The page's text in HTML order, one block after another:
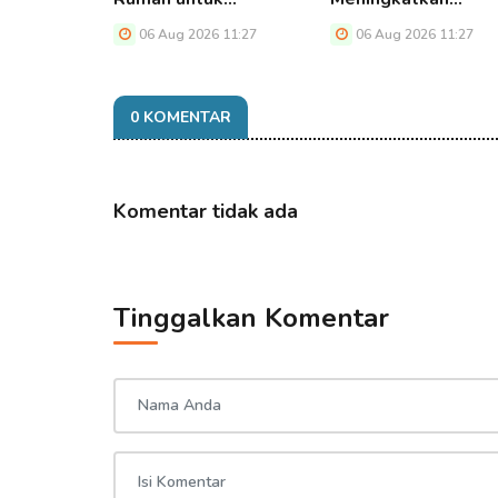
06 Aug 2026 11:27 06 Aug 2026 11:27
0 KOMENTAR
Komentar tidak ada
Tinggalkan Komentar